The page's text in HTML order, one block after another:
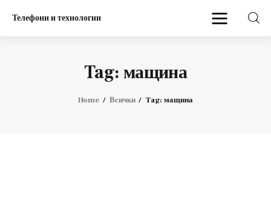
Телефони и технологии
Tag: мащина
Home Всички Tag: мащина